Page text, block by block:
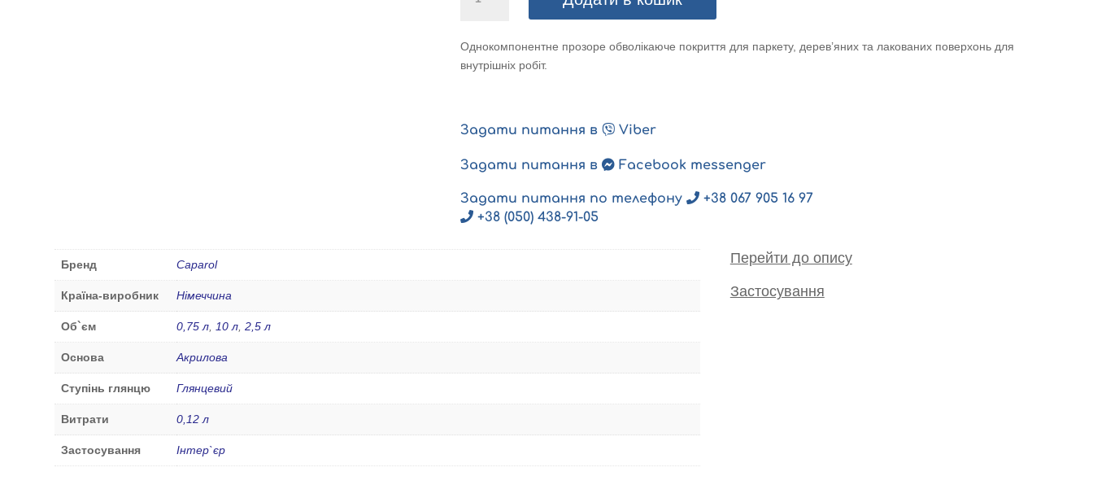
Parkett-
SiegelLack
hochglaenzend/
Однокомпонентне прозоре обволікаюче покриття для паркету, дерев’яних та лакованих поверхонь для
внутрішніх робіт.
Задати питання в Viber
Задати питання в Facebook messenger
Задати питання по телефону
+38 067 905 16 97
+38 (050) 438-91-05
Бренд Caparol
Країна-виробник Німеччина
Об`єм 0,75 л 10 л ,2,5 л
Основа Акрилова
Ступінь глянцю Глянцевий
Витрати 0,12 л
Застосування Інтер`єр
Перейти до опису
Застосування